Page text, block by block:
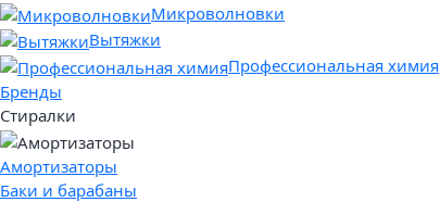
Микроволновки
Вытяжки
Профессиональная химия
Бренды
Стиралки
Амортизаторы
Баки и барабаны